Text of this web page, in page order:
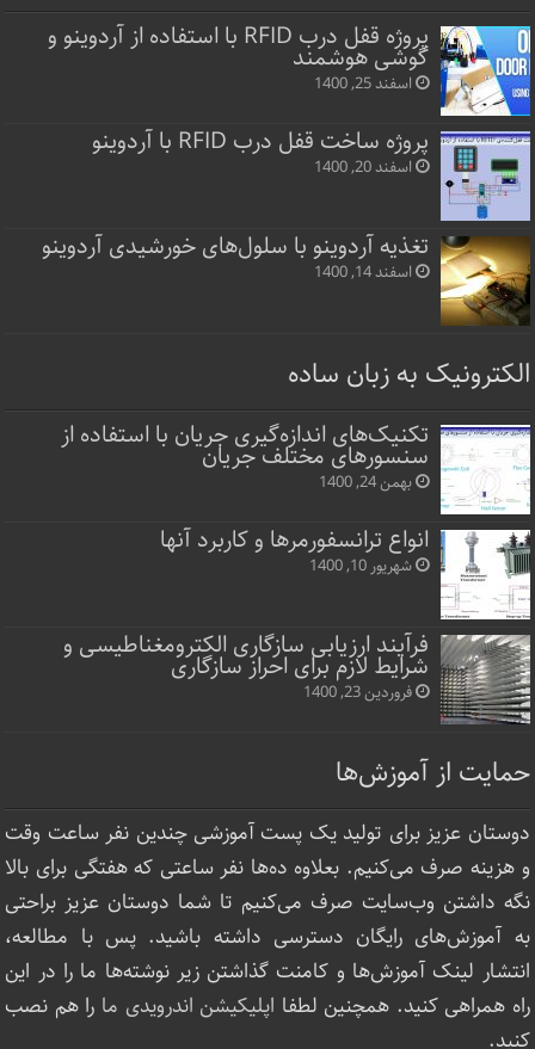
پروژه قفل‌ درب RFID با استفاده از آردوینو و
گوشی هوشمند
اسفند 25, 1400
پروژه ساخت قفل‌ درب RFID با آردوینو
اسفند 20, 1400
تغذیه آردوینو با سلول‌های خورشیدی آردوینو
اسفند 14, 1400
الکترونیک به زبان ساده
تکنیک‌های اندازه‌گیری جریان با استفاده از
سنسورهای مختلف جریان
بهمن 24, 1400
انواع ترانسفورمرها و کاربرد آنها
شهریور 10, 1400
فرآیند ارزیابی سازگاری الکترومغناطیسی و
شرایط لازم برای احراز سازگاری
فروردین 23, 1400
حمایت از آموزش‌ها
دوستان عزیز برای تولید یک پست آموزشی چندین نفر ساعت‌ وقت
و هزینه صرف می‌کنیم. بعلاوه ده‌ها نفر ساعتی که هفتگی برای بالا
نگه داشتن وب‌سایت صرف ‌می‌کنیم تا شما دوستان عزیز براحتی
به آموزش‌های رایگان دسترسی داشته باشید. پس با مطالعه،
انتشار لینک‌ آموزش‌ها و کامنت گذاشتن زیر نوشته‌‌ها ما را در این
راه همراهی کنید. همچنین لطفا اپلیکیشن اندرویدی ما را هم نصب
کنید.